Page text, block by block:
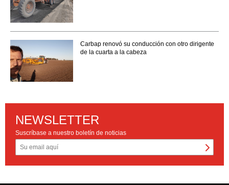
Carbap renovó su conducción con otro dirigente
de la cuarta a la cabeza
NEWSLETTER
Suscríbase a nuestro boletín de noticias